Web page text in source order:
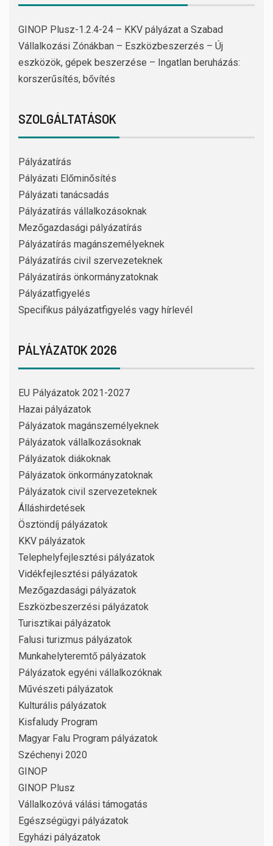
GINOP Plusz-1.2.4-24 – KKV pályázat a Szabad
Vállalkozási Zónákban – Eszközbeszerzés – Új
eszközök, gépek beszerzése – Ingatlan beruházás:
korszerűsítés, bővítés
SZOLGÁLTATÁSOK
Pályázatírás
Pályázati Előminősítés
Pályázati tanácsadás
Pályázatírás vállalkozásoknak
Mezőgazdasági pályázatírás
Pályázatírás magánszemélyeknek
Pályázatírás civil szervezeteknek
Pályázatírás önkormányzatoknak
Pályázatfigyelés
Specifikus pályázatfigyelés vagy hírlevél
PÁLYÁZATOK 2026
EU Pályázatok 2021-2027
Hazai pályázatok
Pályázatok magánszemélyeknek
Pályázatok vállalkozásoknak
Pályázatok diákoknak
Pályázatok önkormányzatoknak
Pályázatok civil szervezeteknek
Álláshirdetések
Ösztöndíj pályázatok
KKV pályázatok
Telephelyfejlesztési pályázatok
Vidékfejlesztési pályázatok
Mezőgazdasági pályázatok
Eszközbeszerzési pályázatok
Turisztikai pályázatok
Falusi turizmus pályázatok
Munkahelyteremtő pályázatok
Pályázatok egyéni vállalkozóknak
Művészeti pályázatok
Kulturális pályázatok
Kisfaludy Program
Magyar Falu Program pályázatok
Széchenyi 2020
GINOP
GINOP Plusz
Vállalkozóvá válási támogatás
Egészségügyi pályázatok
Egyházi pályázatok